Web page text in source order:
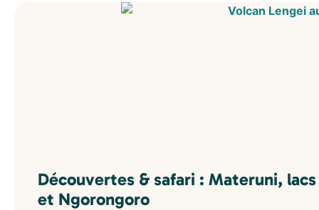
Découvertes & safari : Materuni,
et Ngorongoro